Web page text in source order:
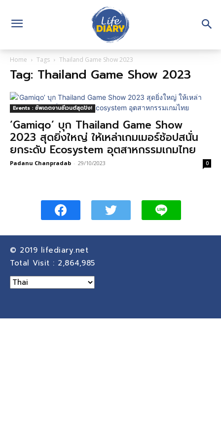
Home Tags Thailand Game Show 2023
Tag: Thailand Game Show 2023
Events : อัพเดตงานอีเวนต์สุดปัง!
‘Gamiqo’ บุก Thailand Game Show
2023 สุดยิ่งใหญ่ ให้เหล่าเกมเมอร์ช้อปสนั่น
ยกระดับ Ecosystem อุตสาหกรรมเกมไทย
Padanu Chanpradab - 29/10/2023 0
© 2019 lifediary.net
Total Visit : 2,864,985